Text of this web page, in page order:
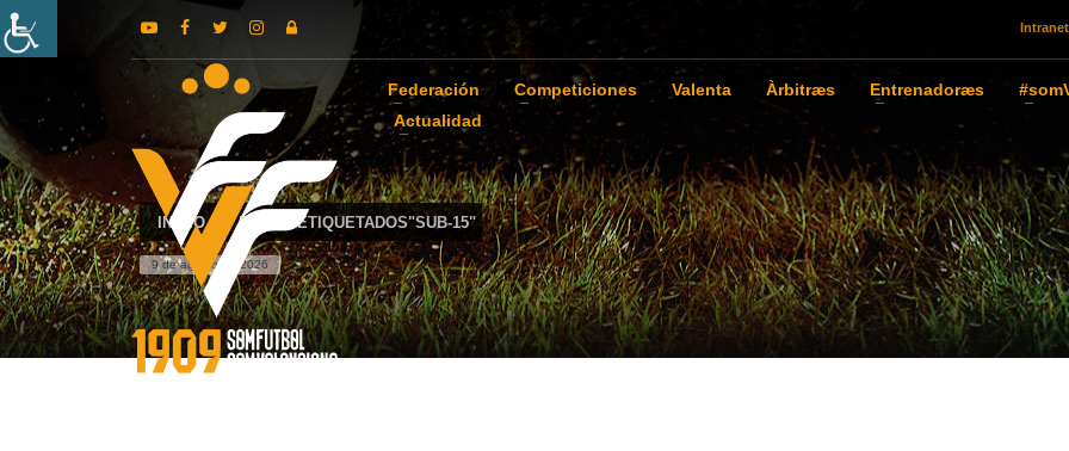
Intranet
Federación Competiciones Valenta Àrbitræs Entrenadoræs
Actualidad
INICIO POSTS ETIQUETADOS"SUB-15"
9 de agosto de 2026